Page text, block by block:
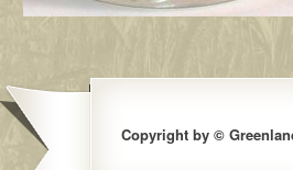
Copyright by ©